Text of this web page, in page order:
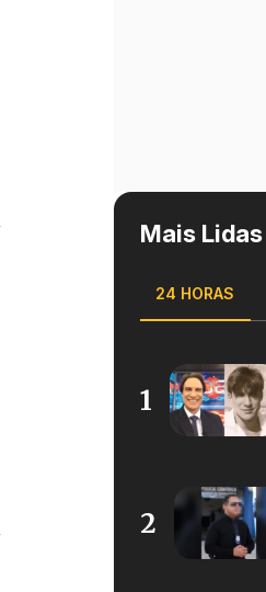
Mais Lidas
24 HORAS
1
2